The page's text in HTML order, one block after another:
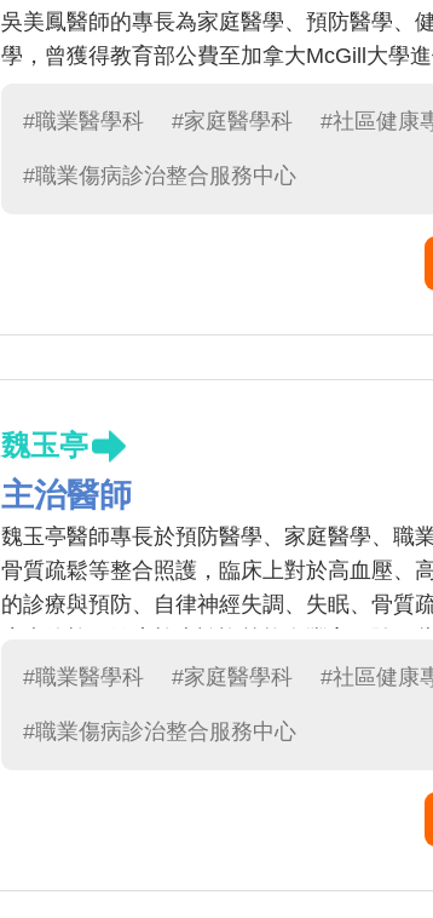
吳美鳳醫師的專長為家庭醫學、預防醫學、
學，曾獲得教育部公費至加拿大McGill大學
#職業醫學科 #家庭醫學科 #社區健康
#職業傷病診治整合服務中心
魏玉亭
主治醫師
魏玉亭醫師專長於預防醫學、家庭醫學、職
骨質疏鬆等整合照護，臨床上對於高血壓、
的診療與預防、自律神經失調、失眠、骨質
致力提升職場之安全、衛生與健康管理，積
#職業醫學科 #家庭醫學科 #社區健康
#職業傷病診治整合服務中心